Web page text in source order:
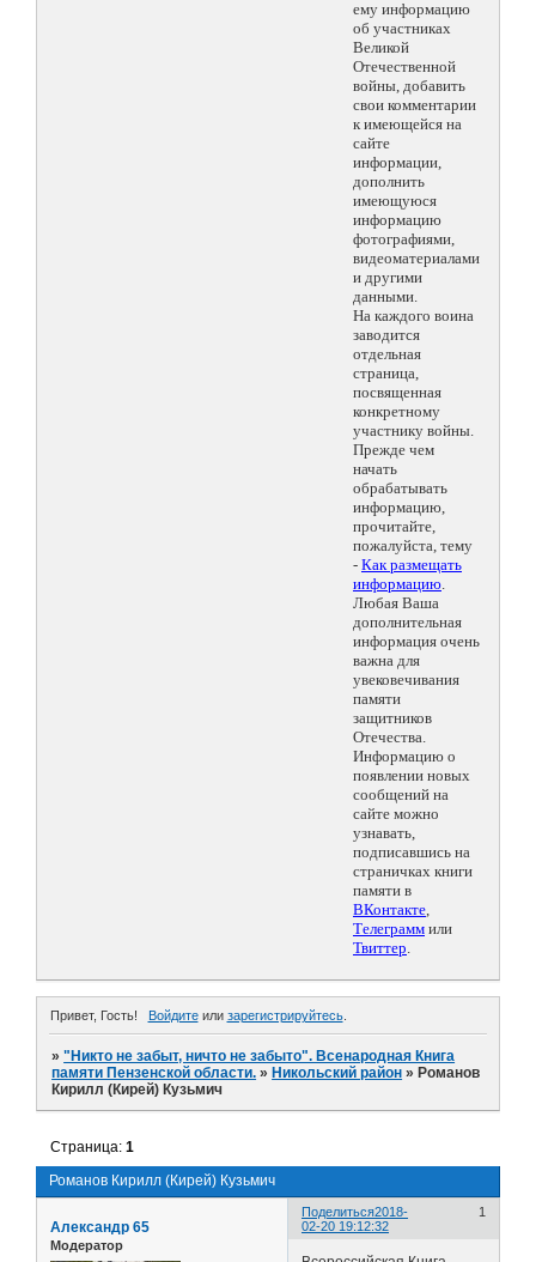
ему информацию
об участниках
Великой
Отечественной
войны, добавить
свои комментарии
к имеющейся на
сайте
информации,
дополнить
имеющуюся
информацию
фотографиями,
видеоматериалами
и другими
данными.
На каждого воина
заводится
отдельная
страница,
посвященная
конкретному
участнику войны.
Прежде чем
начать
обрабатывать
информацию,
прочитайте,
пожалуйста, тему
- Как размещать
информацию.
Любая Ваша
дополнительная
информация очень
важна для
увековечивания
памяти
защитников
Отечества.
Информацию о
появлении новых
сообщений на
сайте можно
узнавать,
подписавшись на
страничках книги
памяти в
ВКонтакте,
Телеграмм или
Твиттер.
Привет, Гость! Войдитеили зарегистрируйтесь.
»"Никто не забыт, ничто не забыто". Всенародная Книга
памяти Пензенской области. » Никольский район » Романов
Кирилл (Кирей) Кузьмич
Романов Кирилл (Кирей) Кузьмич
Страница:1
Поделиться 1
2018-
02-20 19:12:32
Александр 65
Модератор